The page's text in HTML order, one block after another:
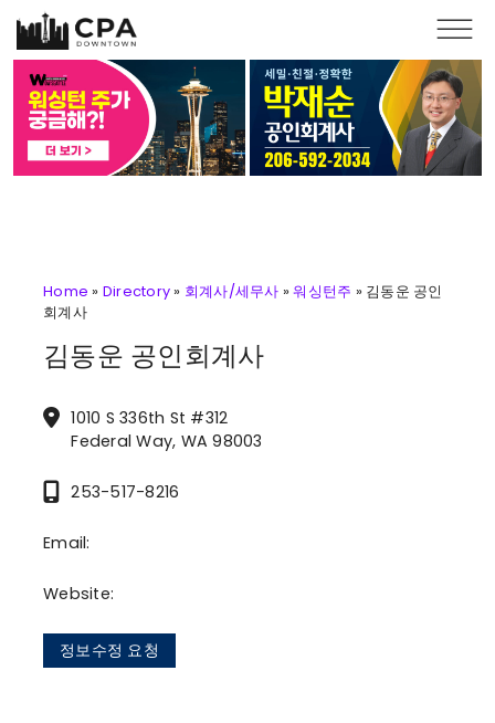
Skip to main content
Home » Directory » 회계사/세무사 »워싱턴주 » 김동운 공인
회계사
김동운 공인회계사
1010 S 336th St #312
Federal Way, WA 98003
253-517-8216
Email:
Website:
정보수정 요청